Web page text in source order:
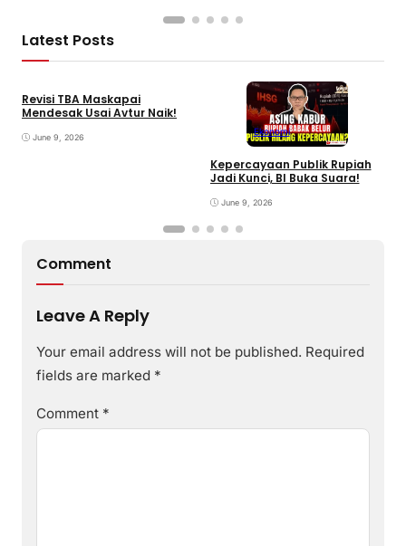
Latest Posts
Revisi TBA Maskapai
Mendesak Usai Avtur Naik!
June 9, 2026
Ekonomi
Kepercayaan Publik Rupiah
Jadi Kunci, BI Buka Suara!
June 9, 2026
Comment
Leave A Reply
Your email address will not be published. Required
fields are marked *
Comment *